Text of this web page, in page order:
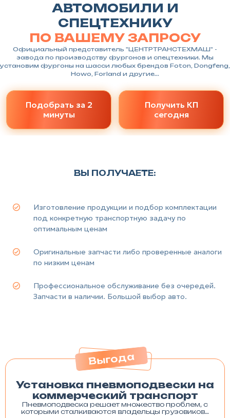
АВТОМОБИЛИ И
СПЕЦТЕХНИКУ
ПО ВАШЕМУ ЗАПРОСУ
Официальный представитель "ЦЕНТРТРАНСТЕХМАШ" -
завода по производству фургонов и спецтехники. Мы
установим фургоны на шасси любых брендов Foton, Dongfeng,
Howo, Forland и другие...
Подобрать за 2
минуты
Получить КП
сегодня
ВЫ ПОЛУЧАЕТЕ:
Изготовление продукции и подбор комплектации
под конкретную транспортную задачу по
оптимальным ценам
Оригинальные запчасти либо проверенные аналоги
по низким ценам
Профессиональное обслуживание без очередей.
Запчасти в наличии. Большой выбор авто.
Установка пневмоподвески на
коммерческий транспорт
Пневмоподвеска решает множество проблем, с
которыми сталкиваются владельцы грузовиков…
Выгода